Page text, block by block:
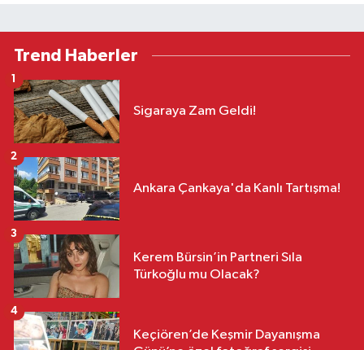
Trend Haberler
Sigaraya Zam Geldi!
1
Ankara Çankaya'da Kanlı Tartışma!
2
Kerem Bürsin’in Partneri Sıla
Türkoğlu mu Olacak?
3
Keçiören’de Keşmir Dayanışma
4